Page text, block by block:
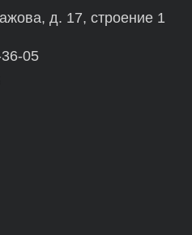
д. 17, строение 1
05